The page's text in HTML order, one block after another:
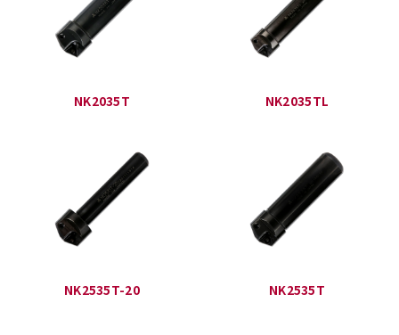
NK2035T NK2035TL
NK2535T-20 NK2535T